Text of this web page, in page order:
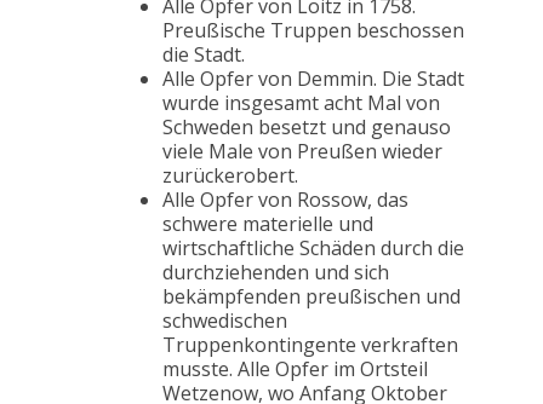
Alle Opfer von Loitz in 1758.
Preußische Truppen beschossen
die Stadt.
Alle Opfer von Demmin. Die Stadt
wurde insgesamt acht Mal von
Schweden besetzt und genauso
viele Male von Preußen wieder
zurückerobert.
Alle Opfer von Rossow, das
schwere materielle und
wirtschaftliche Schäden durch die
durchziehenden und sich
bekämpfenden preußischen und
schwedischen
Truppenkontingente verkraften
musste. Alle Opfer im Ortsteil
Wetzenow, wo Anfang Oktober